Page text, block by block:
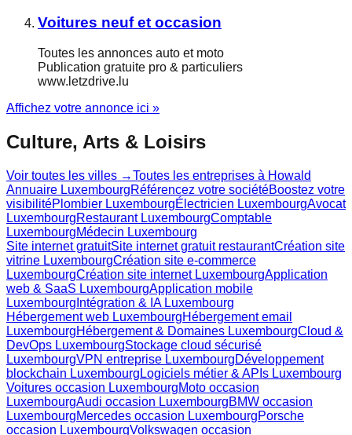
Voitures neuf et occasion
Toutes les annonces auto et moto
Publication gratuite pro & particuliers
www.letzdrive.lu
Affichez votre annonce ici »
Culture, Arts & Loisirs
Voir toutes les villes →Toutes les entreprises à Howald
Annuaire LuxembourgRéférencez votre sociétéBoostez votre
visibilitéPlombier LuxembourgÉlectricien LuxembourgAvocat
LuxembourgRestaurant LuxembourgComptable
LuxembourgMédecin Luxembourg
Site internet gratuitSite internet gratuit restaurantCréation site
vitrine LuxembourgCréation site e-commerce
LuxembourgCréation site internet LuxembourgApplication
web & SaaS LuxembourgApplication mobile
Luxembourg Intégration & IA Luxembourg
Hébergement web LuxembourgHébergement email
LuxembourgHébergement & Domaines LuxembourgCloud &
DevOps LuxembourgStockage cloud sécurisé
LuxembourgVPN entreprise LuxembourgDéveloppement
blockchain Luxembourg Logiciels métier & APIs Luxembourg
Voitures occasion LuxembourgMoto occasion
LuxembourgAudi occasion LuxembourgBMW occasion
LuxembourgMercedes occasion LuxembourgPorsche
occasion LuxembourgVolkswagen occasion